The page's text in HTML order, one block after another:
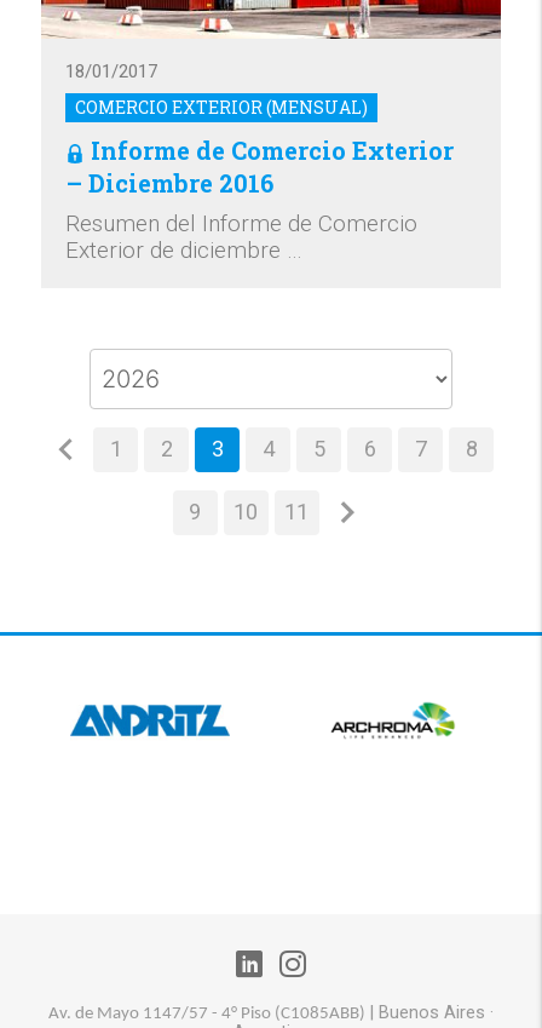
COMERCIO EXTERIOR (MENSUAL)
18/01/2017
Informe de Comercio Exterior
– Diciembre 2016
Resumen del Informe de Comercio
Exterior de diciembre …
1 2 3 4 5 6 7 8
9 10 11
Av. de Mayo 1147/57 - 4° Piso (C1085ABB) | Buenos Aires ·